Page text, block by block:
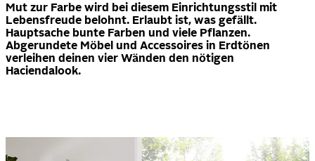
Mut zur Farbe wird bei diesem Einrichtungsstil mit
Lebensfreude belohnt. Erlaubt ist, was gefällt.
Hauptsache bunte Farben und viele Pflanzen.
Abgerundete Möbel und Accessoires in Erdtönen
verleihen deinen vier Wänden den nötigen
Haciendalook.